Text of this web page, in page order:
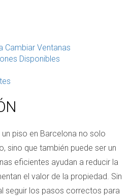
Cambiar Ventanas
Disponibles
piso en Barcelona no solo
sino que también puede ser un
eficientes ayudan a reducir la
el valor de la propiedad. Sin
seguir los pasos correctos para